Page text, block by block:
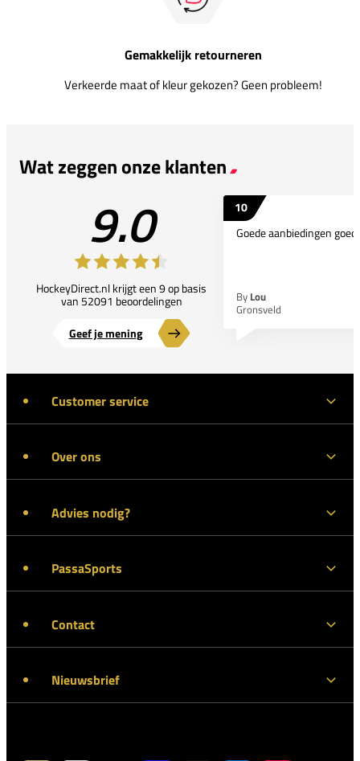
Gemakkelijk retourneren
Verkeerde maat of kleur gekozen? Geen probleem!
Wat zeggen onze klanten
9.0
HockeyDirect.nl krijgt een 9 op basis
van 52091 beoordelingen
Geef je mening
10
Goede aanbiedingen
By Lou
Gronsveld
Customer service
Over ons
Advies nodig?
PassaSports
Contact
Nieuwsbrief